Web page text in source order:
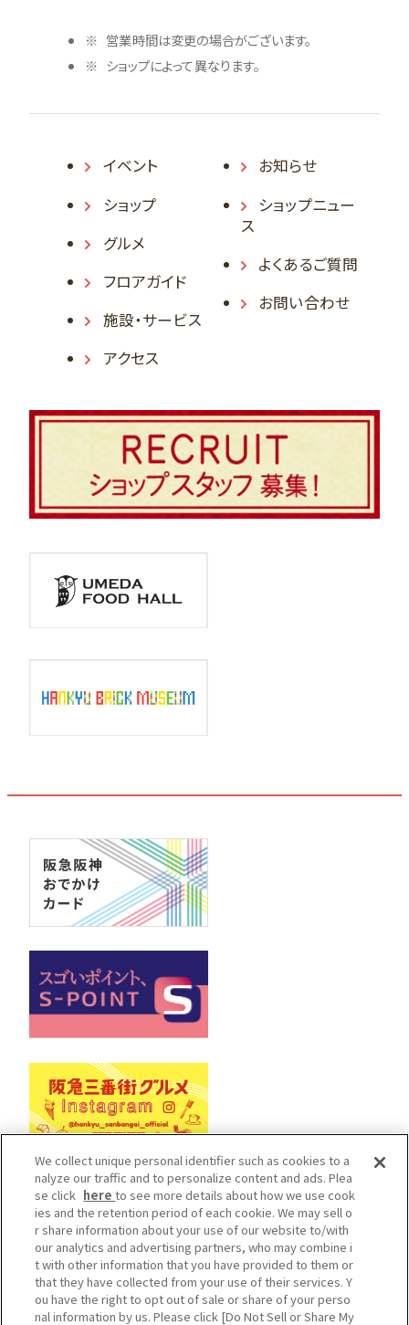
営業時間は変更の場合がございます。
ショップによって異なります。
イベント
ショップ
グルメ
フロアガイド
施設・サービス
アクセス
お知らせ
ショップニュー
ス
よくあるご質問
お問い合わせ
Cookieポリシー
ソーシャルメディアポリシー
プライバシーポリシー
カスタマーハラスメントポリシー
施設従業員用サイト
Do Not Sell or Share My Personal Information
We collect unique personal identifier such as cookies to a
nalyze our traffic and to personalize content and ads. Plea
se click hereto see more details about how we use cook
ies and the retention period of each cookie. We may sell o
r share information about your use of our website to/with
our analytics and advertising partners, who may combine i
t with other information that you have provided to them or
that they have collected from your use of their services. Y
ou have the right to opt out of sale or share of your perso
nal information by us. Please click [Do Not Sell or Share My